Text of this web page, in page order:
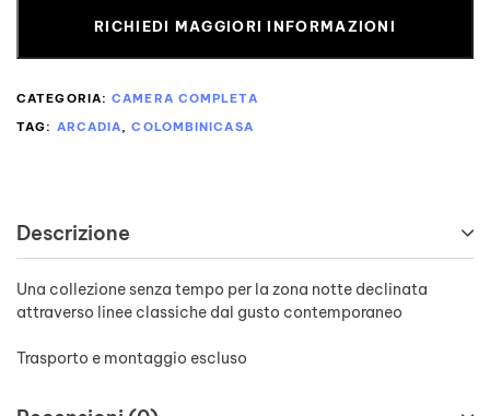
RICHIEDI MAGGIORI INFORMAZIONI
CATEGORIA:CAMERA COMPLETA
TAG: ARCADIA,COLOMBINICASA
Descrizione
Una collezione senza tempo per la zona notte declinata
attraverso linee classiche dal gusto contemporaneo
Trasporto e montaggio escluso